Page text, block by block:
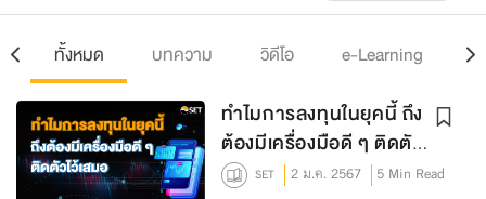
ทั้งหมด บทความ วิดีโอ e-Learning
ทำไมการลงทุนในยุคนี้ ถึง
ต้องมีเครื่องมือดี ๆ ติดตัว
ไว้เสมอ
SET 2 ม.ค. 2567 5 Min Read